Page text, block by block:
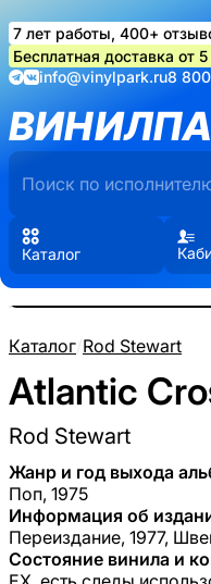
7 лет работы, 400+
Бесплатная доставка от
info@vinylpark.ru8
Каталог
Каталог/Rod Stewart
Atlantic
Rod Stewart
Жанр и год выхода
Поп, 1975
Информация об
Переиздание, 1977,
Состояние винила и
Реальные фото пластинки.
Нажмите, чтобы